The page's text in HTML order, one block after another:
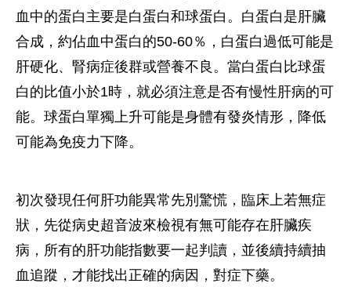
血中的蛋白主要是白蛋白和球蛋白。白蛋白是肝臟
合成，約佔血中蛋白的50-60％，白蛋白過低可能是
肝硬化、腎病症後群或營養不良。當白蛋白比球蛋
白的比值小於1時，就必須注意是否有慢性肝病的可
能。球蛋白單獨上升可能是身體有發炎情形，降低
可能為免疫力下降。
初次發現任何肝功能異常先別驚慌，臨床上若無症
狀，先從病史超音波來檢視有無可能存在肝臟疾
病，所有的肝功能指數要一起判讀，並後續持續抽
血追蹤，才能找出正確的病因，對症下藥。